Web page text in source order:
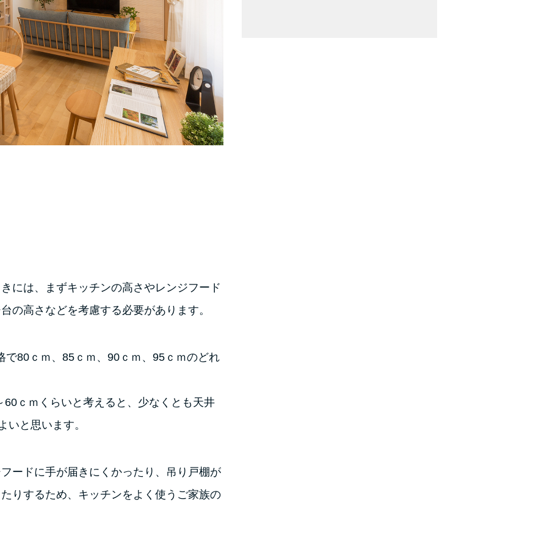
には、まずキッチンの高さやレンジフード
の高さなどを考慮する必要があります。
80ｃｍ、85ｃｍ、90ｃｍ、95ｃｍのどれ
ｃｍくらいと考えると、少なくとも天井
いと思います。
ードに手が届きにくかったり、吊り戸棚が
りするため、 キッチンをよく使うご家族の